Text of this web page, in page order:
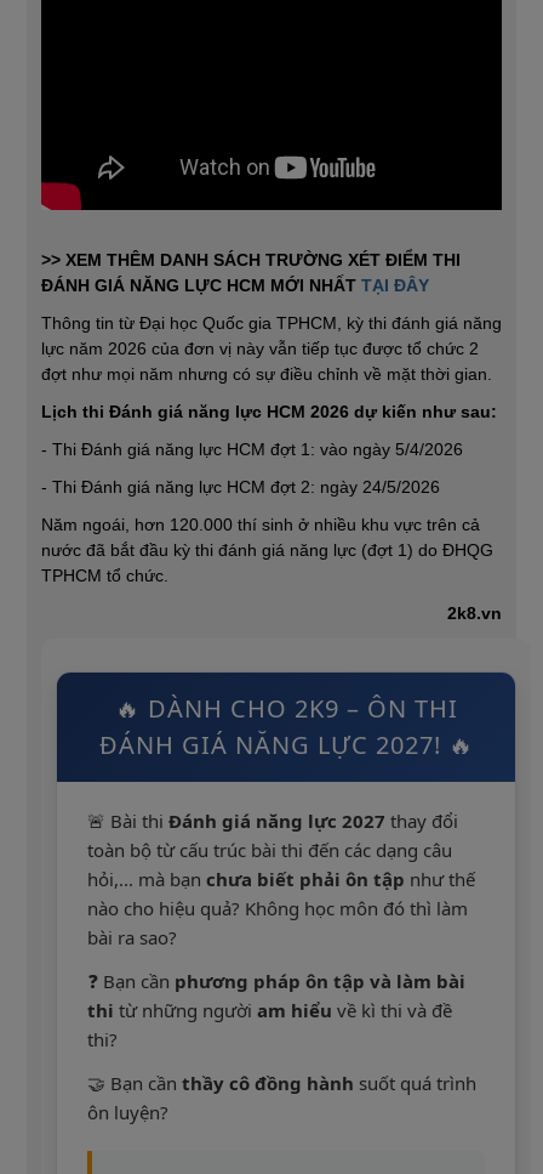
>> XEM THÊM DANH SÁCH TRƯỜNG XÉT ĐIỂM THI
ĐÁNH GIÁ NĂNG LỰC HCM MỚI NHẤT TẠI ĐÂY
Thông tin từ Đại học Quốc gia TPHCM, kỳ thi đánh giá năng
lực năm 2026 của đơn vị này vẫn tiếp tục được tổ chức 2
đợt như mọi năm nhưng có sự điều chỉnh về mặt thời gian.
Lịch thi Đánh giá năng lực HCM 2026 dự kiến như sau:
- Thi Đánh giá năng lực HCM đợt 1: vào ngày 5/4/2026
- Thi Đánh giá năng lực HCM đợt 2: ngày 24/5/2026
Năm ngoái, hơn 120.000 thí sinh ở nhiều khu vực trên cả
nước đã bắt đầu kỳ thi đánh giá năng lực (đợt 1) do ĐHQG
TPHCM tổ chức.
2k8.vn
🔥 DÀNH CHO 2K9 – ÔN THI
ĐÁNH GIÁ NĂNG LỰC 2027! 🔥
🚨 Bài thi Đánh giá năng lực 2027 thay đổi
toàn bộ từ cấu trúc bài thi đến các dạng câu
hỏi,... mà bạn chưa biết phải ôn tập như thế
nào cho hiệu quả? Không học môn đó thì làm
bài ra sao?
❓ Bạn cần phương pháp ôn tập và làm bài
thi từ những người am hiểu về kì thi và đề
thi?
🤝 Bạn cần thầy cô đồng hành suốt quá trình
ôn luyện?